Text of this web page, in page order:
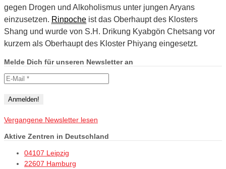
gegen Drogen und Alkoholismus unter jungen Aryans
einzusetzen. Rinpoche ist das Oberhaupt des Klosters
Shang und wurde von S.H. Drikung Kyabgön Chetsang vor
kurzem als Oberhaupt des Kloster Phiyang eingesetzt.
Melde Dich für unseren Newsletter an
Vergangene Newsletter lesen
Aktive Zentren in Deutschland
04107 Leipzig
22607 Hamburg